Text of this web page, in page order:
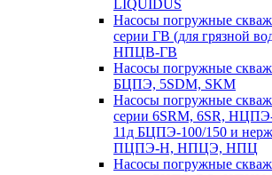
LIQUIDUS
Насосы погружные
серии ГВ (для грязной
НПЦВ-ГВ
Насосы погружные
БЦПЭ, 5SDM, SKM
Насосы погружные
серии 6SRM, 6SR,
11д БЦПЭ-100/150 и
ПЦПЭ-Н, НПЦЭ, НПЦ
Насосы погружные